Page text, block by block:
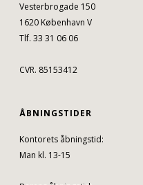
Vesterbrogade 150
1620 København V
Tlf. 33 31 06 06
CVR. 85153412
ÅBNINGSTIDER
Kontorets åbningstid:
Man kl. 13-15